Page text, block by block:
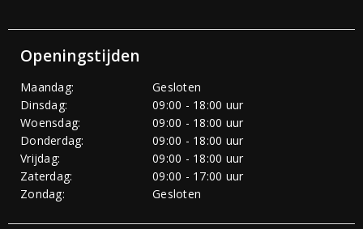
Openingstijden
Maandag:
Gesloten
Dinsdag:
09:00 - 18:00 uur
Woensdag:
09:00 - 18:00 uur
Donderdag:
09:00 - 18:00 uur
Vrijdag:
09:00 - 18:00 uur
Zaterdag:
09:00 - 17:00 uur
Zondag:
Gesloten